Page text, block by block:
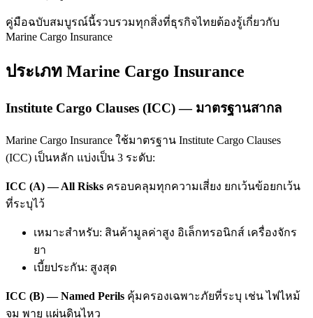
คู่มือฉบับสมบูรณ์นี้รวบรวมทุกสิ่งที่ธุรกิจไทยต้องรู้เกี่ยวกับ
Marine Cargo Insurance
ประเภท Marine Cargo Insurance
Institute Cargo Clauses (ICC) — มาตรฐานสากล
Marine Cargo Insurance ใช้มาตรฐาน Institute Cargo Clauses
(ICC) เป็นหลัก แบ่งเป็น 3 ระดับ:
ICC (A) — All Risks ครอบคลุมทุกความเสี่ยง ยกเว้นข้อยกเว้น
ที่ระบุไว้
เหมาะสำหรับ: สินค้ามูลค่าสูง อิเล็กทรอนิกส์ เครื่องจักร
ยา
เบี้ยประกัน: สูงสุด
ICC (B) — Named Perils คุ้มครองเฉพาะภัยที่ระบุ เช่น ไฟไหม้
จม พายุ แผ่นดินไหว